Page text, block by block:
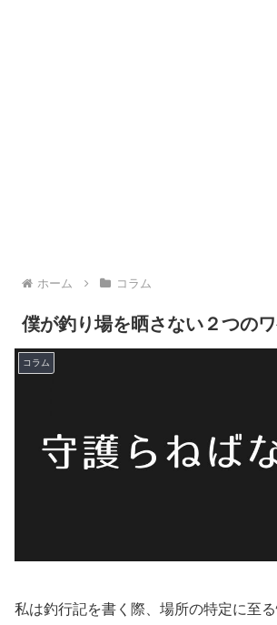
ホーム コラム
僕が釣り場を晒さない２つの
コラム
私は釣行記を書く際、場所の特定に至